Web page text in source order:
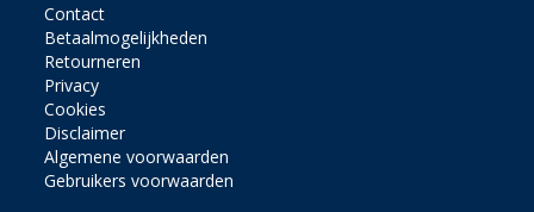
Contact
Betaalmogelijkheden
Retourneren
Privacy
Cookies
Disclaimer
Algemene voorwaarden
Gebruikers voorwaarden